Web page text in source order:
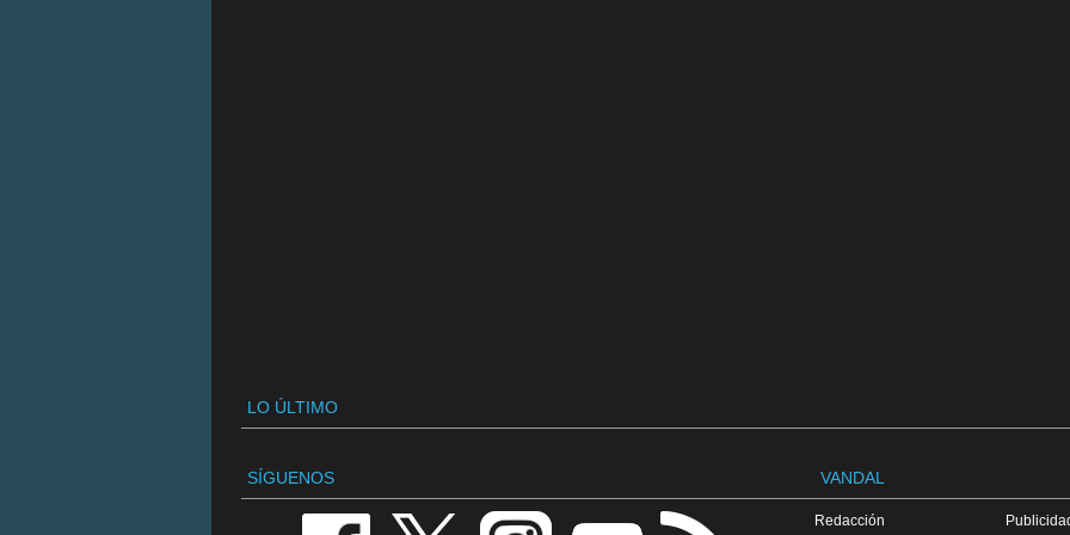
LO ÚLTIMO
SÍGUENOS VANDAL
Redacción